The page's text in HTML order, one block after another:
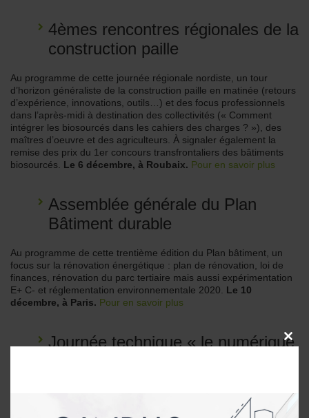
4èmes rencontres régionales de la
construction paille
Au programme de cette journée régionale nordiste, un tour
d’horizon généraliste de la construction paille en matinée (retours
d’expérience, innovations, outils…) et des focus professionnels
dans l’après-midi à destination des collectivités (« Comment
intégrer les biosourcés dans les cahiers des charges ? »), des
maîtres d’oeuvre et des agriculteurs. À signaler également la
remise des prix du 1er concours transfrontaliers des bâtiments
biosourcés. Le 6 décembre, à Roubaix. Pour en savoir plus
Assemblée générale du Plan
Bâtiment durable
Au programme de cette trentième édition du Plan bâtiment, un
focus sur la rénovation énergétique : plan de rénovation, loi de
finances, rénovation du parc tertiaire mais aussi expérimentation
E+ C- et réglementation environnementale 2020. Le 10
décembre, à Paris. Pour en savoir plus
Journée technique « le numérique
CLOSE